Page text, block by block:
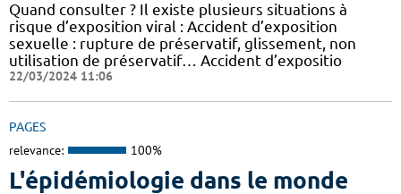
Quand consulter ? Il existe plusieurs situations à
risque d’exposition viral : Accident d’exposition
sexuelle : rupture de préservatif, glissement, non
utilisation de préservatif… Accident d’expositio
22/03/2024 11:06
PAGES
relevance: 100%
L'épidémiologie dans le monde